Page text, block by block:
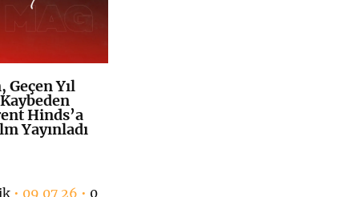
+
Geçen Yıl
Hinds’a
Yayınladı
• 09 07 26 • 0